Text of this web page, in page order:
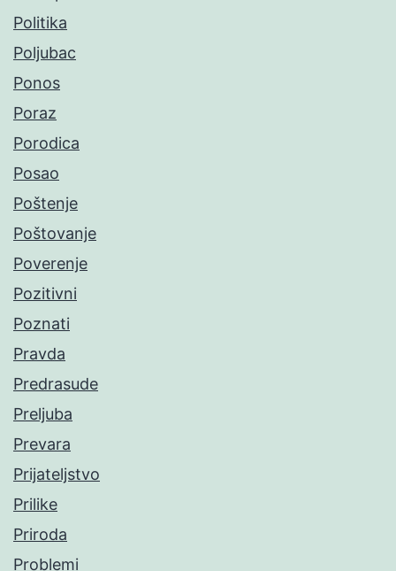
Politika
Poljubac
Ponos
Poraz
Porodica
Posao
Poštenje
Poštovanje
Poverenje
Pozitivni
Poznati
Pravda
Predrasude
Preljuba
Prevara
Prijateljstvo
Prilike
Priroda
Problemi